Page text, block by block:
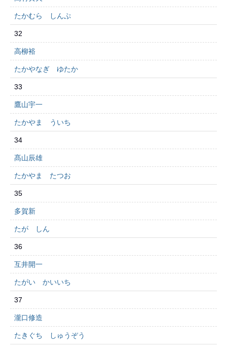
たかむら しんぷ
32
高柳裕
たかやなぎ ゆたか
33
鷹山宇一
たかやま ういち
34
髙山辰雄
たかやま たつお
35
多賀新
たが しん
36
互井開一
たがい かいいち
37
瀧口修造
たきぐち しゅうぞう